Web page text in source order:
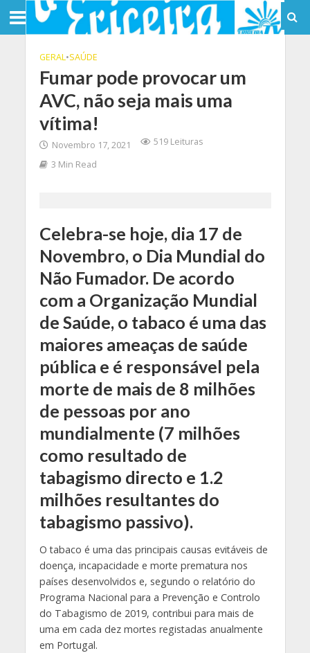
GERAL•SAÚDE
Fumar pode provocar um
AVC, não seja mais uma
vítima!
Novembro 17, 2021
519 Leituras
3 Min Read
Celebra-se hoje, dia 17 de
Novembro, o Dia Mundial do
Não Fumador. De acordo
com a Organização Mundial
de Saúde, o tabaco é uma das
maiores ameaças de saúde
pública e é responsável pela
morte de mais de 8 milhões
de pessoas por ano
mundialmente (7 milhões
como resultado de
tabagismo directo e 1.2
milhões resultantes do
tabagismo passivo).
O tabaco é uma das principais causas evitáveis de
doença, incapacidade e morte prematura nos
países desenvolvidos e, segundo o relatório do
Programa Nacional para a Prevenção e Controlo
do Tabagismo de 2019, contribui para mais de
uma em cada dez mortes registadas anualmente
em Portugal.